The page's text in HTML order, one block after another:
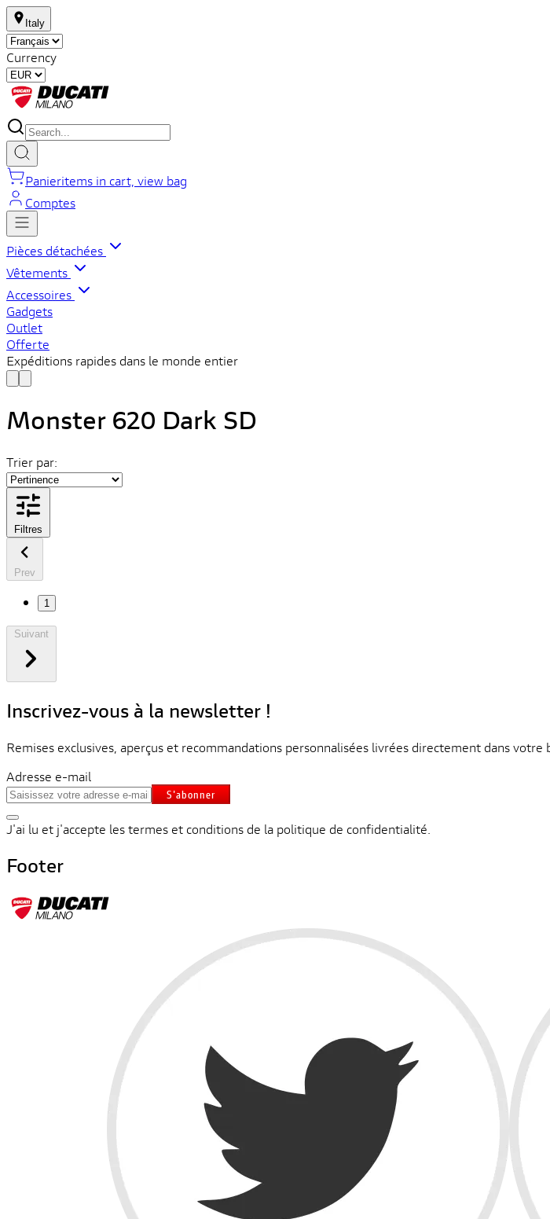
Italy
Currency
Panieritems in cart, view bag
Comptes
Pièces détachées
Vêtements
Accessoires
Gadgets
Outlet
Offerte
Expéditions rapides dans le monde entier
Monster 620 Dark SD
Trier par:
Filtres
Prev
1
Inscrivez-vous à la newsletter !
Remises exclusives, aperçus et recommandations personnalisées livrées directement dans votre
Adresse e-mail
S'abonner
J'ai lu et j'accepte les termes et conditions de la politique de confidentialité.
Footer